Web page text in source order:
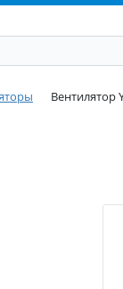
Вентилятор